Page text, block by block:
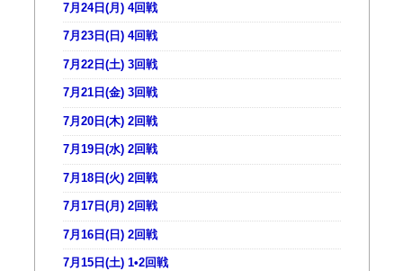
7月24日(月) 4回戦
7月23日(日) 4回戦
7月22日(土) 3回戦
7月21日(金) 3回戦
7月20日(木) 2回戦
7月19日(水) 2回戦
7月18日(火) 2回戦
7月17日(月) 2回戦
7月16日(日) 2回戦
7月15日(土) 1•2回戦